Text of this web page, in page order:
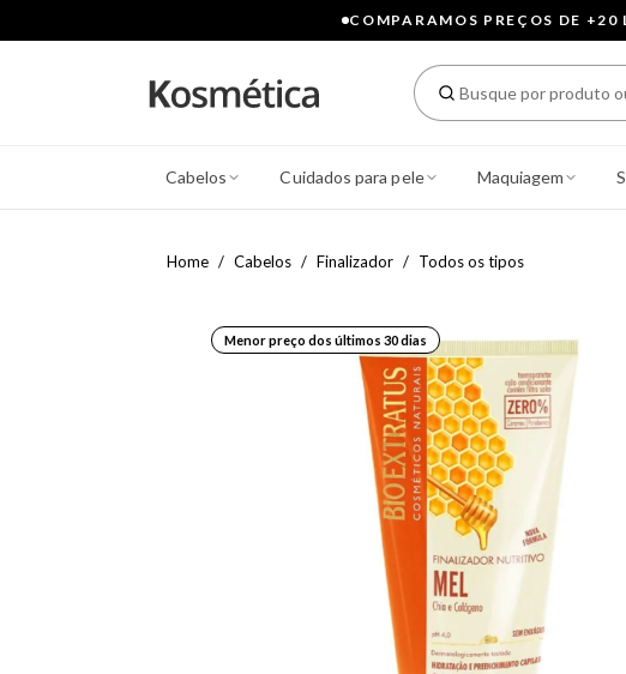
COMPARAMOS PREÇOS DE +20
Cabelos Cuidados para pele Maquiagem
Home Cabelos Finalizador Todos os tipos
Menor preço dos últimos 30 dias